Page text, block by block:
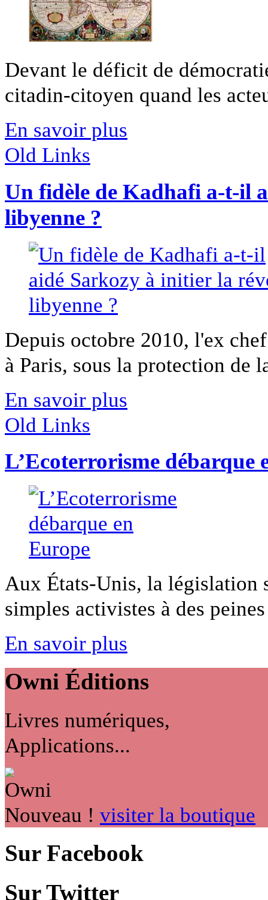
Devant le déficit de
citadin-citoyen quand les
En savoir plus
Old Links
Un fidèle de Kadhafi a-t-il
libyenne ?
Depuis octobre 2010, l'ex
à Paris, sous la protection de
En savoir plus
Old Links
L’Ecoterrorisme débarque
Aux États-Unis, la législation
simples activistes à des
En savoir plus
Owni Éditions
Livres numériques,
Applications...
Nouveau ! visiter la boutique
Sur Facebook
Sur Twitter